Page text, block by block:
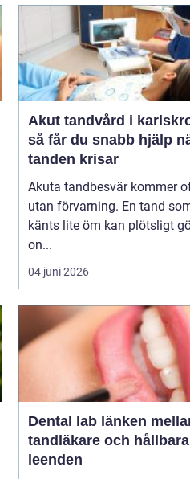
Akut tandvård i
så får du snabb hjälp
tanden krisar
Akuta tandbesvär kommer
utan förvarning. En tand
känts lite öm kan plötsligt
on...
04 juni 2026
Dental lab länken mellan
tandläkare och hållbara
leenden